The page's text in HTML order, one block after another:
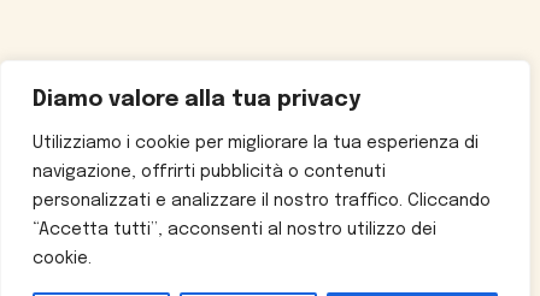
Diamo valore alla tua privacy
Utilizziamo i cookie per migliorare la tua esperienza di
navigazione, offrirti pubblicità o contenuti
personalizzati e analizzare il nostro traffico. Cliccando
“Accetta tutti”, acconsenti al nostro utilizzo dei
cookie.